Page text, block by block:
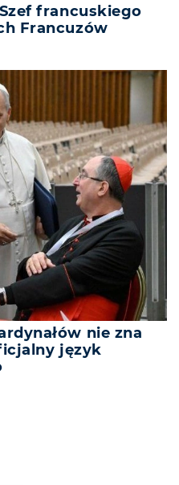
francuskiego
Francuzów
nie zna
język